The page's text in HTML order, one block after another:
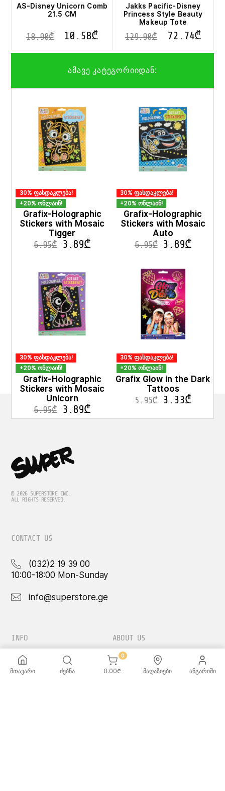
AS-Disney Unicorn Comb
21.5 CM
18.90₾ 10.58₾
Jakks Pacific-Disney
Princess Style Beauty
Makeup Tote
129.90₾ 72.74₾
ამავე კატეგორიიდან:
30% ფასდაკლება!
+20% ონლაინ!
Grafix-Holographic
Stickers with Mosaic
Tigger
6.95₾ 3.89₾
30% ფასდაკლება!
+20% ონლაინ!
Grafix-Holographic
Stickers with Mosaic
Auto
6.95₾ 3.89₾
30% ფასდაკლება!
+20% ონლაინ!
Grafix-Holographic
Stickers with Mosaic
Unicorn
6.95₾ 3.89₾
30% ფასდაკლება!
+20% ონლაინ!
Grafix Glow in the Dark
Tattoos
5.95₾ 3.33₾
© 2026 SUPERSTORE INC.
ALL RIGHTS RESERVED.
CONTACT US
(032)2 19 39 00
10:00-18:00 Mon-Sunday
info@superstore.ge
INFO
FAQ
Delivery Service
ABOUT US
Super
Super Toys
მთავარი ძებნა
0
0.00₾ მაღაზიები ანგარიში